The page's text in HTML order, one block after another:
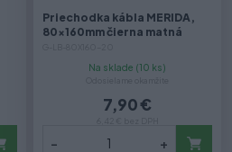
Priechodka kábla MERIDA,
80x160mm čierna matná
Na sklade (10 ks)
7,90 €
- +